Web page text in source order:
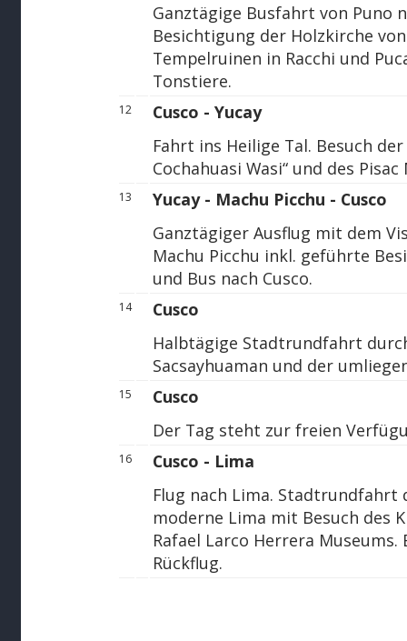
Ganztägige Busfahrt von Puno
Besichtigung der Holzkirche
Tempelruinen in Racchi und
Tonstiere.
12
Cusco - Yucay
Fahrt ins Heilige Tal. Besuch
Cochahuasi Wasi“ und des
13
Yucay - Machu Picchu - Cusco
Ganztägiger Ausflug mit dem
Machu Picchu inkl. geführte
und Bus nach Cusco.
14
Cusco
Halbtägige Stadtrundfahrt
Sacsayhuaman und der
15
Cusco
Der Tag steht zur freien
16
Cusco - Lima
Flug nach Lima. Stadtrundfahrt
moderne Lima mit Besuch des
Rafael Larco Herrera Museums.
Rückflug.